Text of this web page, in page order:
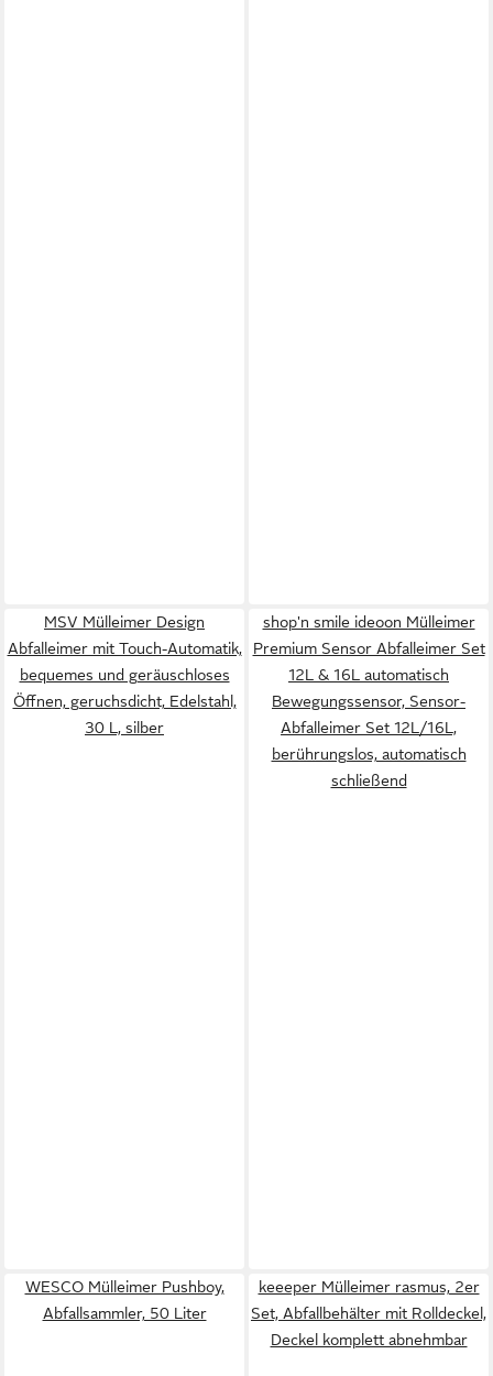
MSV Mülleimer Design
Abfalleimer mit Touch-Automatik,
bequemes und geräuschloses
Öffnen, geruchsdicht, Edelstahl,
30 L, silber
shop'n smile ideoon Mülleimer
Premium Sensor Abfalleimer Set
12L & 16L automatisch
Bewegungssensor, Sensor-
Abfalleimer Set 12L/16L,
berührungslos, automatisch
schließend
WESCO Mülleimer Pushboy,
Abfallsammler, 50 Liter
keeeper Mülleimer rasmus, 2er
Set, Abfallbehälter mit Rolldeckel,
Deckel komplett abnehmbar